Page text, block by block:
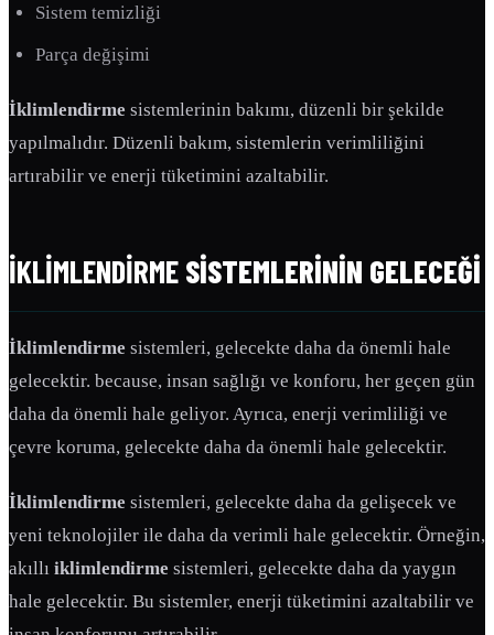
Sistem temizliği
Parça değişimi
İklimlendirme sistemlerinin bakımı, düzenli bir şekilde
yapılmalıdır. Düzenli bakım, sistemlerin verimliliğini
artırabilir ve enerji tüketimini azaltabilir.
İKLIMLENDIRME SISTEMLERININ GELECEĞI
İklimlendirme sistemleri, gelecekte daha da önemli hale
gelecektir. because, insan sağlığı ve konforu, her geçen gün
daha da önemli hale geliyor. Ayrıca, enerji verimliliği ve
çevre koruma, gelecekte daha da önemli hale gelecektir.
İklimlendirme sistemleri, gelecekte daha da gelişecek ve
yeni teknolojiler ile daha da verimli hale gelecektir. Örneğin,
akıllı iklimlendirme sistemleri, gelecekte daha da yaygın
hale gelecektir. Bu sistemler, enerji tüketimini azaltabilir ve